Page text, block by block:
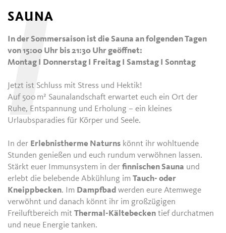
SAUNA
I
In der Sommersaison ist die Sauna an folgenden Tagen
von 15:00 Uhr bis 21:30 Uhr geöffnet:
Montag I Donnerstag I Freitag I Samstag I Sonntag
Jetzt ist Schluss mit Stress und Hektik!
Auf 500 m² Saunalandschaft erwartet euch ein Ort der
Ruhe, Entspannung und Erholung – ein kleines
Urlaubsparadies für Körper und Seele.
In der Erlebnistherme Naturns könnt ihr wohltuende
Stunden genießen und euch rundum verwöhnen lassen.
Stärkt euer Immunsystem in derfinnischen Sauna und
erlebt die belebende Abkühlung imTauch- oder
Kneippbecken. Im Dampfbad werden eure Atemwege
verwöhnt und danach könnt ihr im großzügigen
Freiluftbereich mitThermal-Kältebecken tief durchatmen
und neue Energie tanken.